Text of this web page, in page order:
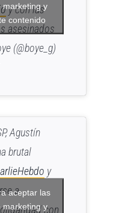
y con las
asesinados
(@boye_g)
marketing y
contenido
Agustín
brutal
y
a
con
aceptar las
marketing y